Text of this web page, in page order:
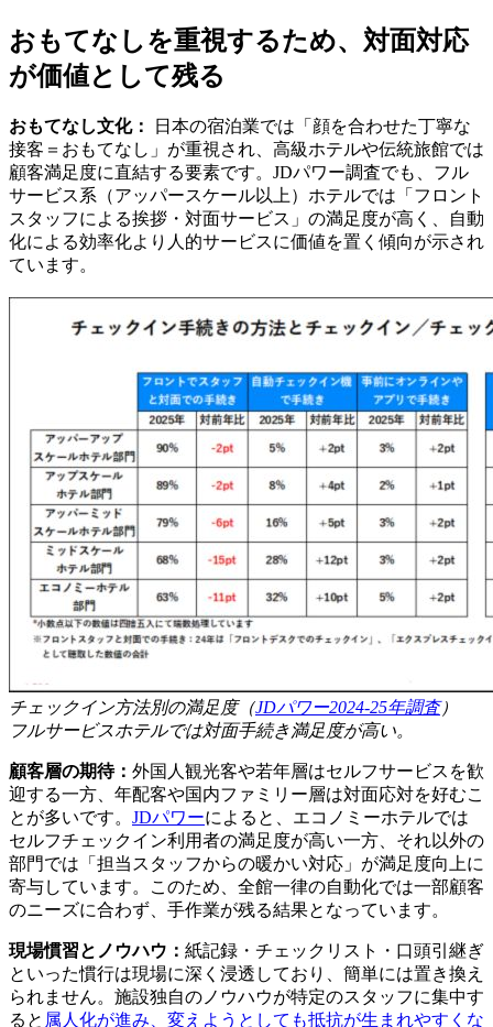
おもてなしを重視するため、対面対応
が価値として残る
おもてなし文化：
日本の宿泊業では「顔を合わせた丁寧な
接客＝おもてなし」が重視され、高級ホテルや伝統旅館では
顧客満足度に直結する要素です。JDパワー調査でも、フル
サービス系（アッパースケール以上）ホテルでは「フロント
スタッフによる挨拶・対面サービス」の満足度が高く、自動
化による効率化より人的サービスに価値を置く傾向が示され
ています。
チェックイン方法別の満足度（JDパワー2024-25年調査）
フルサービスホテルでは対面手続き満足度が高い。
顧客層の期待： 外国人観光客や若年層はセルフサービスを歓
迎する一方、年配客や国内ファミリー層は対面応対を好むこ
とが多いです。 JDパワーによると、エコノミーホテルでは
セルフチェックイン利用者の満足度が高い一方、それ以外の
部門では「担当スタッフからの暖かい対応」が満足度向上に
寄与しています。このため、全館一律の自動化では一部顧客
のニーズに合わず、手作業が残る結果となっています。
現場慣習とノウハウ： 紙記録・チェックリスト・口頭引継ぎ
といった慣行は現場に深く浸透しており、簡単には置き換え
られません。施設独自のノウハウが特定のスタッフに集中す
ると 属人化が進み、変えようとしても抵抗が生まれやすくな